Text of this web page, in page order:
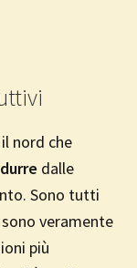
nord che
dalle
Sono tutti
veramente
più